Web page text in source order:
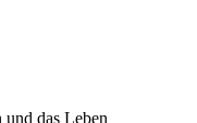
das Leben